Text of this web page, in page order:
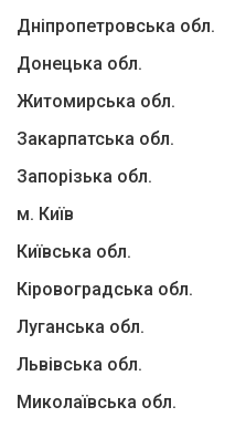
Дніпропетровська обл.
Донецька обл.
Житомирська обл.
Закарпатська обл.
Запорізька обл.
м. Київ
Київська обл.
Кіровоградська обл.
Луганська обл.
Львівська обл.
Миколаївська обл.